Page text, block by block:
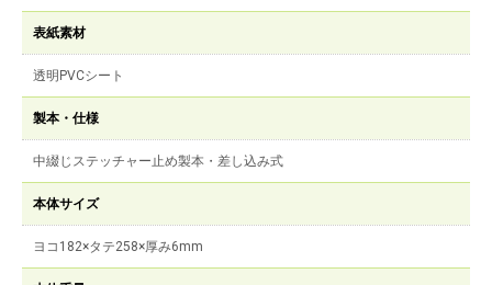
表紙素材
透明PVCシート
製本・仕様
中綴じステッチャー止め製本・差し込み式
本体サイズ
ヨコ182×タテ258×厚み6mm